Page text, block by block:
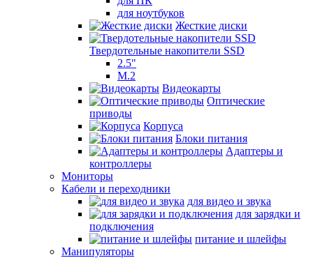
для ноутбуков
Жесткие диски
Твердотельные накопители SSD
2.5"
M.2
Видеокарты
Оптические
приводы
Корпуса
Блоки питания
Адаптеры и
контроллеры
Мониторы
Кабели и переходники
для видео и звука
для зарядки и
подключения
питание и шлейфы
Манипуляторы